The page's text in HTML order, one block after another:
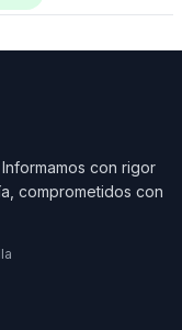
con rigor
comprometidos con